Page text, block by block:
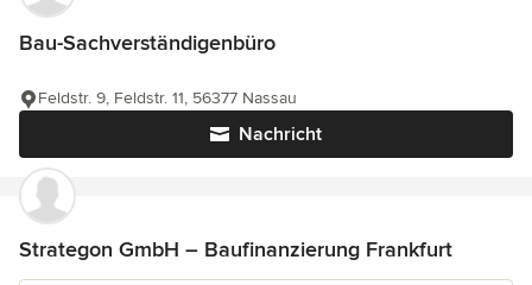
Bau-Sachverständigenbüro
Nachricht
Feldstr. 9, Feldstr. 11, 56377 Nassau
Strategon GmbH – Baufinanzierung Frankfurt